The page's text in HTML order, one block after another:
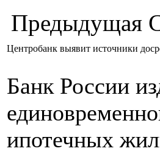
Предыдущая
Центробанк выявит источники
Банк России
ипотечных